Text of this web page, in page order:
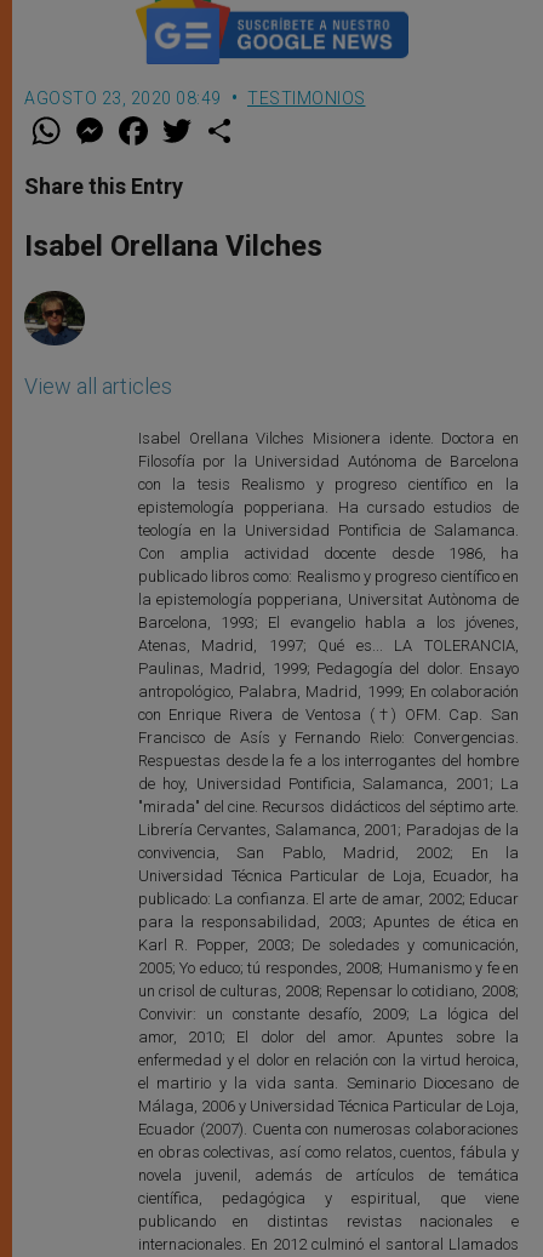
AGOSTO 23, 2020 08:49 TESTIMONIOS
W
t
s
p
p
M
e
s
e
g
e
F
a
e
b
o
k
w
r
Share this Entry
Isabel Orellana Vilches
View all articles
Isabel Orellana Vilches Misionera idente. Doctora en
Filosofía por la Universidad Autónoma de Barcelona
con la tesis Realismo y progreso científico en la
epistemología popperiana. Ha cursado estudios de
teología en la Universidad Pontificia de Salamanca.
Con amplia actividad docente desde 1986, ha
publicado libros como: Realismo y progreso científico en
la epistemología popperiana, Universitat Autònoma de
Barcelona, 1993; El evangelio habla a los jóvenes,
Atenas, Madrid, 1997; Qué es... LA TOLERANCIA,
Paulinas, Madrid, 1999; Pedagogía del dolor. Ensayo
antropológico, Palabra, Madrid, 1999; En colaboración
con Enrique Rivera de Ventosa (†) OFM. Cap. San
Francisco de Asís y Fernando Rielo: Convergencias.
Respuestas desde la fe a los interrogantes del hombre
de hoy, Universidad Pontificia, Salamanca, 2001; La
"mirada" del cine. Recursos didácticos del séptimo arte.
Librería Cervantes, Salamanca, 2001; Paradojas de la
convivencia, San Pablo, Madrid, 2002; En la
Universidad Técnica Particular de Loja, Ecuador, ha
publicado: La confianza. El arte de amar, 2002; Educar
para la responsabilidad, 2003; Apuntes de ética en
Karl R. Popper, 2003; De soledades y comunicación,
2005; Yo educo; tú respondes, 2008; Humanismo y fe en
un crisol de culturas, 2008; Repensar lo cotidiano, 2008;
Convivir: un constante desafío, 2009; La lógica del
amor, 2010; El dolor del amor. Apuntes sobre la
enfermedad y el dolor en relación con la virtud heroica,
el martirio y la vida santa. Seminario Diocesano de
Málaga, 2006 y Universidad Técnica Particular de Loja,
Ecuador (2007). Cuenta con numerosas colaboraciones
en obras colectivas, así como relatos, cuentos, fábula y
novela juvenil, además de artículos de temática
científica, pedagógica y espiritual, que viene
publicando en distintas revistas nacionales e
internacionales. En 2012 culminó el santoral Llamados